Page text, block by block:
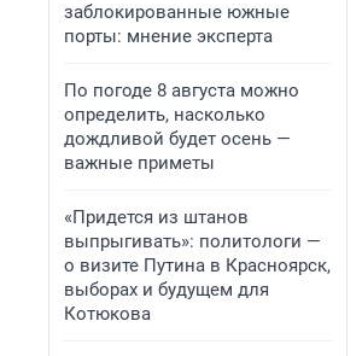
заблокированные южные
порты: мнение эксперта
По погоде 8 августа можно
определить, насколько
дождливой будет осень —
важные приметы
«Придется из штанов
выпрыгивать»: политологи —
о визите Путина в Красноярск,
выборах и будущем для
Котюкова